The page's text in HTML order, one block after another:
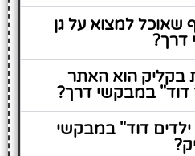
למצוא על גן
הוא האתר
דוד" במבקשי דרך?
דוד" במבקשי